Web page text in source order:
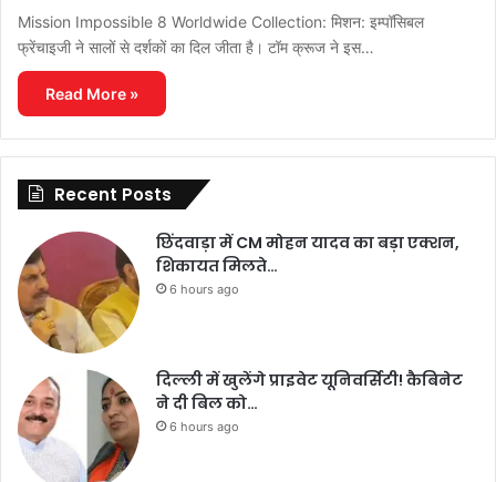
Mission Impossible 8 Worldwide Collection: मिशन: इम्पॉसिबल
फ्रेंचाइजी ने सालों से दर्शकों का दिल जीता है। टॉम क्रूज ने इस…
Read More »
Recent Posts
छिंदवाड़ा में CM मोहन यादव का बड़ा एक्शन,
शिकायत मिलते…
6 hours ago
दिल्ली में खुलेंगे प्राइवेट यूनिवर्सिटी! कैबिनेट
ने दी बिल को…
6 hours ago